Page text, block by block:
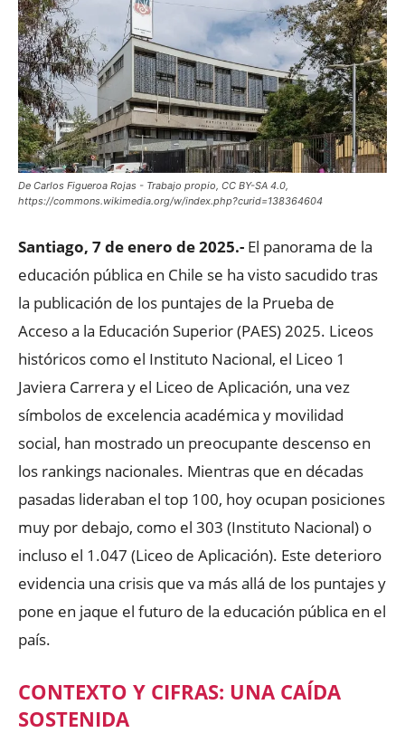
De Carlos Figueroa Rojas - Trabajo propio, CC BY-SA 4.0,
https://commons.wikimedia.org/w/index.php?curid=138364604
Santiago, 7 de enero de 2025.- El panorama de la
educación pública en Chile se ha visto sacudido tras
la publicación de los puntajes de la Prueba de
Acceso a la Educación Superior (PAES) 2025. Liceos
históricos como el Instituto Nacional, el Liceo 1
Javiera Carrera y el Liceo de Aplicación, una vez
símbolos de excelencia académica y movilidad
social, han mostrado un preocupante descenso en
los rankings nacionales. Mientras que en décadas
pasadas lideraban el top 100, hoy ocupan posiciones
muy por debajo, como el 303 (Instituto Nacional) o
incluso el 1.047 (Liceo de Aplicación). Este deterioro
evidencia una crisis que va más allá de los puntajes y
pone en jaque el futuro de la educación pública en el
país.
CONTEXTO Y CIFRAS: UNA CAÍDA
SOSTENIDA